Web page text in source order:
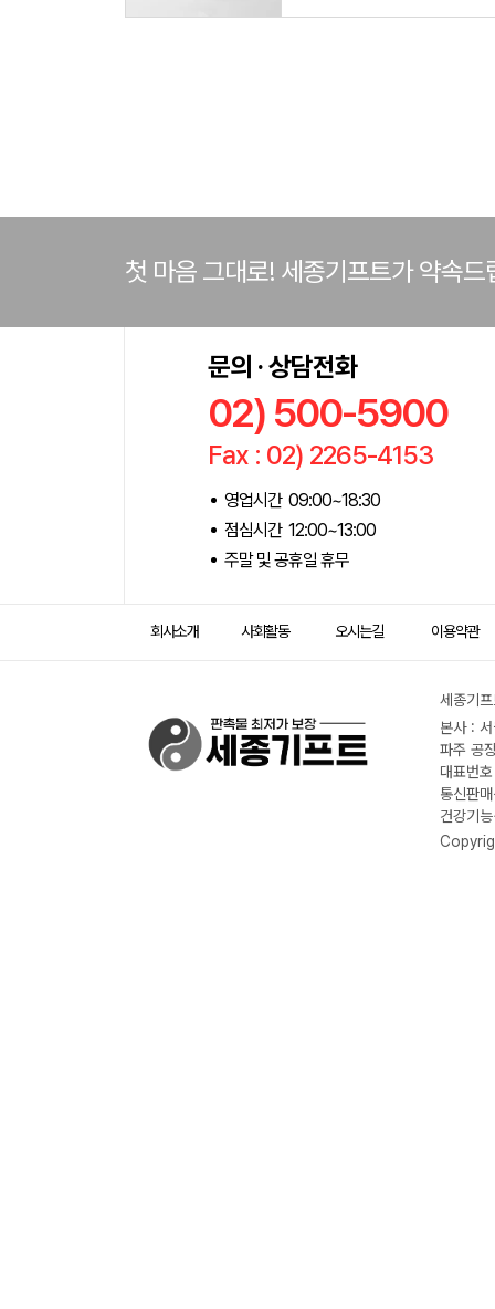
첫 마음 그대로! 세종기프트가 약속드
문의 · 상담전화
02) 500-5900
Fax : 02) 2265-4153
영업시간 09:00~18:30
점심시간 12:00~13:00
주말 및 공휴일 휴무
회사소개 사회활동 오시는길 이용약관
세종기
본사 :
파주 공
대표번
통신판
건강기